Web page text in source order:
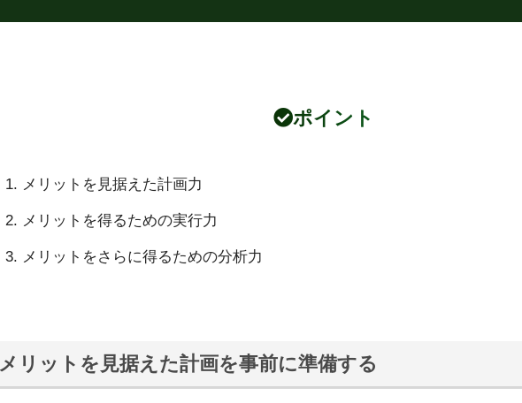
ポイント
メリットを見据えた計画力
メリットを得るための実行力
メリットをさらに得るための分析力
メリットを見据えた計画を事前に準備する